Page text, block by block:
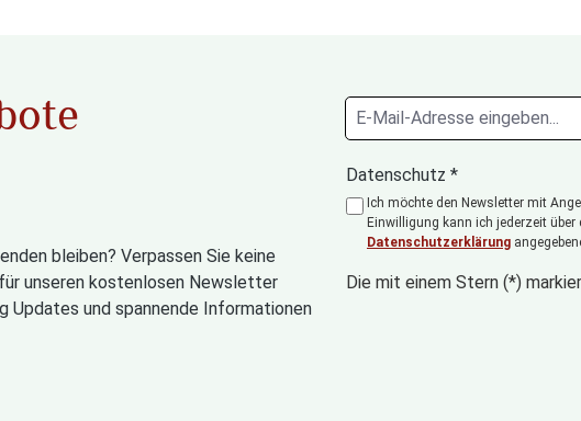
bleiben? Verpassen Sie keine
unseren kostenlosen Newsletter
Updates und spannende Informationen
Datenschutz *
Ich möchte den Newsletter mit
Einwilligung kann ich jederzeit
Datenschutzerklärung
Die mit einem Stern (*)